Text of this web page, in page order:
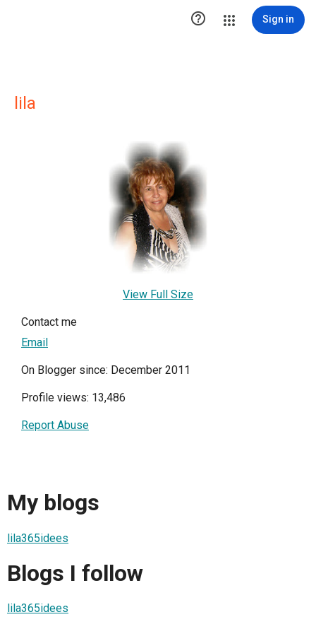
 Sign in
lila
View Full Size
Contact me
Email
On Blogger since: December 2011
Profile views: 13,486
Report Abuse
My blogs
lila365idees
Blogs I follow
lila365idees